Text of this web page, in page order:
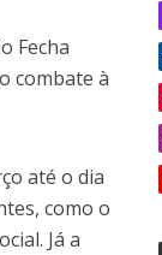
Fecha
combate à
até o dia
como o
Já a